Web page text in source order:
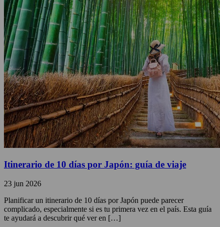
Itinerario de 10 días por Japón: guía de viaje
23 jun 2026
Planificar un itinerario de 10 días por Japón puede parecer
complicado, especialmente si es tu primera vez en el país. Esta guía
te ayudará a descubrir qué ver en […]